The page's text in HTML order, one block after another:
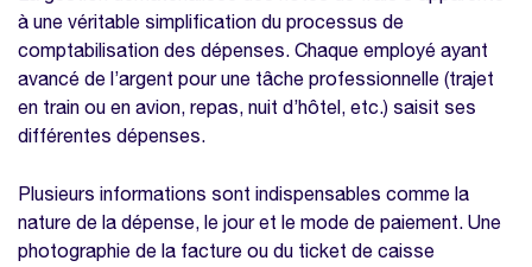
à une véritable simplification du processus de
comptabilisation des dépenses. Chaque employé ayant
avancé de l’argent pour une tâche professionnelle (trajet
en train ou en avion, repas, nuit d’hôtel, etc.) saisit ses
différentes dépenses.
Plusieurs informations sont indispensables comme la
nature de la dépense, le jour et le mode de paiement. Une
photographie de la facture ou du ticket de caisse